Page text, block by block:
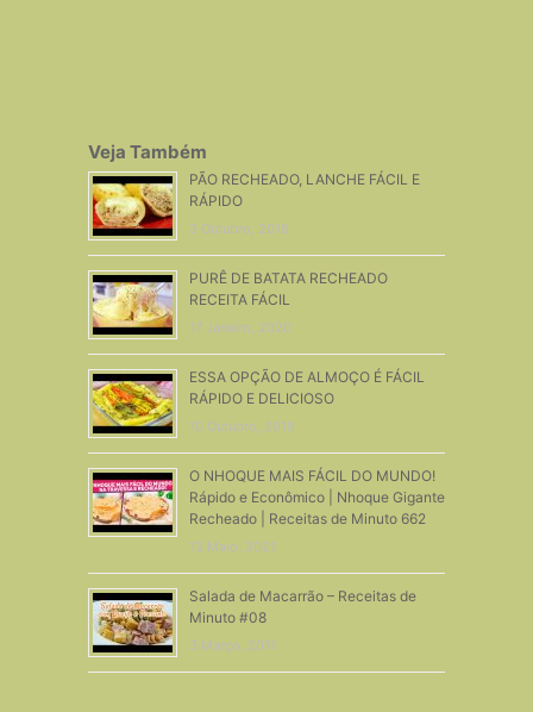
Veja Também
PÃO RECHEADO, LANCHE FÁCIL E
RÁPIDO
3 Outubro, 2018
PURÊ DE BATATA RECHEADO
RECEITA FÁCIL
17 Janeiro, 2020
ESSA OPÇÃO DE ALMOÇO É FÁCIL
RÁPIDO E DELICIOSO
10 Outubro, 2019
O NHOQUE MAIS FÁCIL DO MUNDO!
Rápido e Econômico | Nhoque Gigante
Recheado | Receitas de Minuto 662
13 Maio, 2021
Salada de Macarrão – Receitas de
Minuto #08
3 Março, 2011